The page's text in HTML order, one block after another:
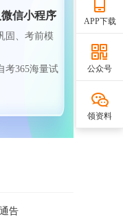
信小程序
固、考前模
考365海量试
告
APP下载
公众号
领资料